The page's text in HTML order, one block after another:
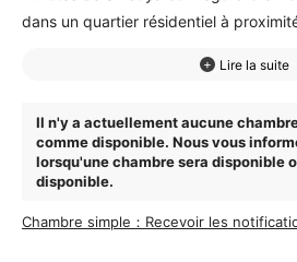
dans un quartier résidentiel à
salle de travail et bains japonais.
Il n'y a actuellement aucune
comme disponible. Nous vous
lorsqu'une chambre sera disponible
disponible.
Chambre simple：Recevoir les